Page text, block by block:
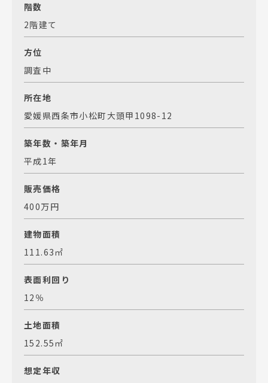
階数
2階建て
方位
調査中
所在地
愛媛県西条市小松町大頭甲1098-12
築年数・築年月
平成1年
販売価格
400万円
建物面積
111.63㎡
表面利回り
12％
土地面積
152.55㎡
想定年収